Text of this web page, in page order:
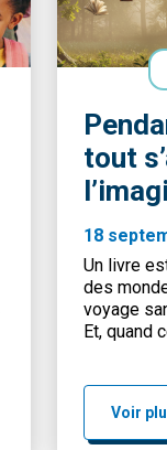
tout
18
Un livre
des
voyage
Et, quand
opère
air, c’est
Voir